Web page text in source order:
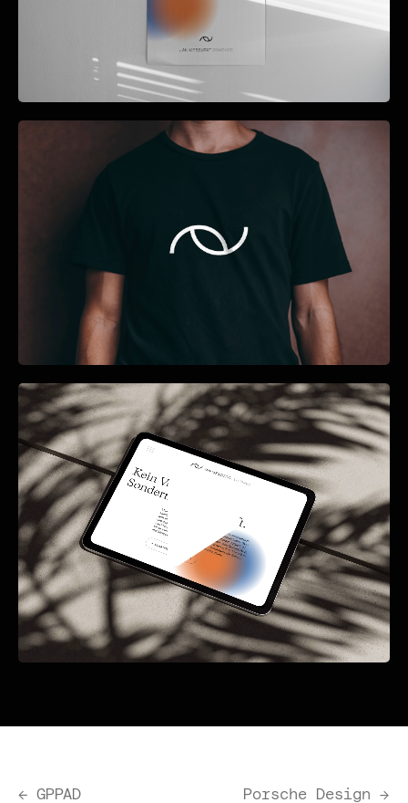
← GPPAD →
Porsche Design